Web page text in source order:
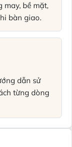
bề mặt,
bàn giao.
dẫn sử
từng dòng